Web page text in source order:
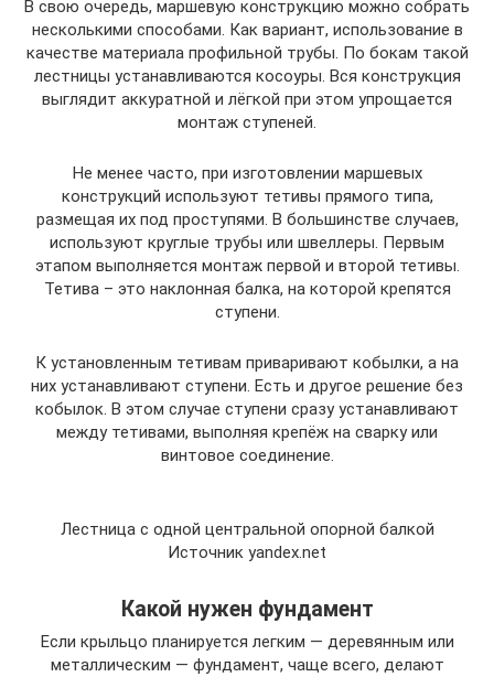
В свою очередь, маршевую конструкцию можно собрать
несколькими способами. Как вариант, использование в
качестве материала профильной трубы. По бокам такой
лестницы устанавливаются косоуры. Вся конструкция
выглядит аккуратной и лёгкой при этом упрощается
монтаж ступеней.
Не менее часто, при изготовлении маршевых
конструкций используют тетивы прямого типа,
размещая их под проступями. В большинстве случаев,
используют круглые трубы или швеллеры. Первым
этапом выполняется монтаж первой и второй тетивы.
Тетива – это наклонная балка, на которой крепятся
ступени.
К установленным тетивам приваривают кобылки, а на
них устанавливают ступени. Есть и другое решение без
кобылок. В этом случае ступени сразу устанавливают
между тетивами, выполняя крепёж на сварку или
винтовое соединение.
Лестница с одной центральной опорной балкой
Источник yandex.net
Какой нужен фундамент
Если крыльцо планируется легким — деревянным или
металлическим — фундамент, чаще всего, делают